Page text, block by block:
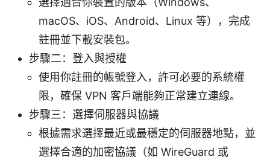
macOS、iOS、Android、Linux 等），完成
註冊並下載安裝包。
步驟二：登入與授權
使用你註冊的帳號登入，許可必要的系統權
限，確保 VPN 客戶端能夠正常建立連線。
步驟三：選擇伺服器與協議
根據需求選擇最近或最穩定的伺服器地點，並
選擇合適的加密協議（如 WireGuard 或